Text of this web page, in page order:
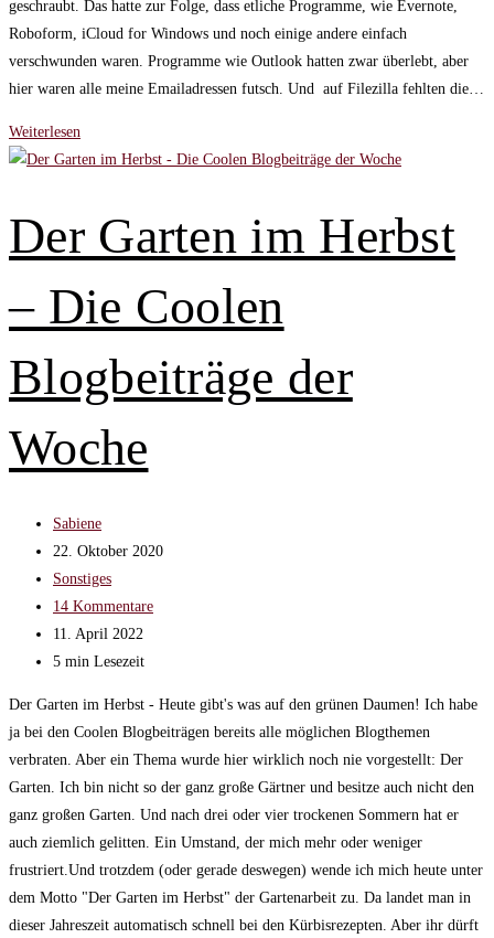
geschraubt. Das hatte zur Folge, dass etliche Programme, wie Evernote,
Roboform, iCloud for Windows und noch einige andere einfach
verschwunden waren. Programme wie Outlook hatten zwar überlebt, aber
hier waren alle meine Emailadressen futsch. Und auf Filezilla fehlten die…
Weiterlesen
Pullover
Gates
Glühwein
zum
–
Shortnews
Der Garten im Herbst
– Die Coolen
Blogbeiträge der
Woche
Beitrags-
Autor:
Sabiene
Beitrag
veröffentlicht:
22. Oktober 2020
Beitrags-
Kategorie:
Sonstiges
Beitrags-
Kommentare:
14 Kommentare
Beitrag
zuletzt
11. April 2022
Lesedauer:
5 min Lesezeit
Der Garten im Herbst - Heute gibt's was auf den grünen Daumen! Ich habe
ja bei den Coolen Blogbeiträgen bereits alle möglichen Blogthemen
verbraten. Aber ein Thema wurde hier wirklich noch nie vorgestellt: Der
Garten. Ich bin nicht so der ganz große Gärtner und besitze auch nicht den
ganz großen Garten. Und nach drei oder vier trockenen Sommern hat er
auch ziemlich gelitten. Ein Umstand, der mich mehr oder weniger
frustriert.Und trotzdem (oder gerade deswegen) wende ich mich heute unter
dem Motto "Der Garten im Herbst" der Gartenarbeit zu. Da landet man in
dieser Jahreszeit automatisch schnell bei den Kürbisrezepten. Aber ihr dürft